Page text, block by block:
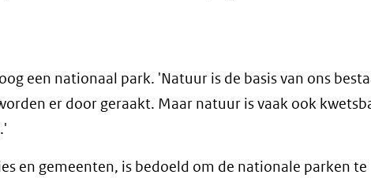
een nationaal park. 'Natuur is de basis van ons
er door geraakt. Maar natuur is vaak ook
en gemeenten, is bedoeld om de nationale parken te